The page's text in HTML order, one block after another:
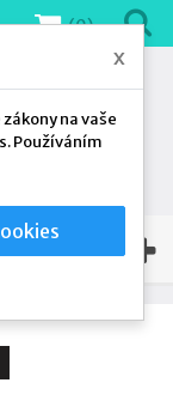
(0)
x
na vaše
Používáním